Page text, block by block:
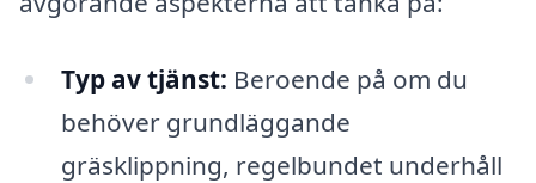
Typ av tjänst: Beroende på om du
behöver grundläggande
gräsklippning, regelbundet underhåll